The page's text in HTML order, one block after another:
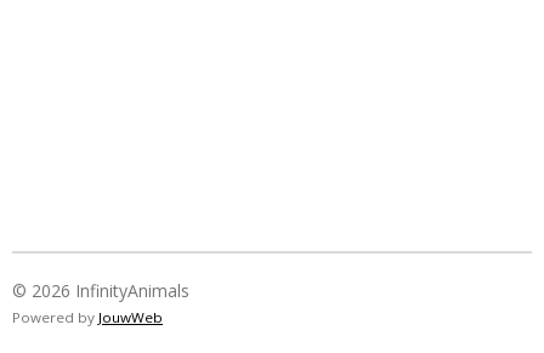
© 2026 InfinityAnimals
Powered by JouwWeb